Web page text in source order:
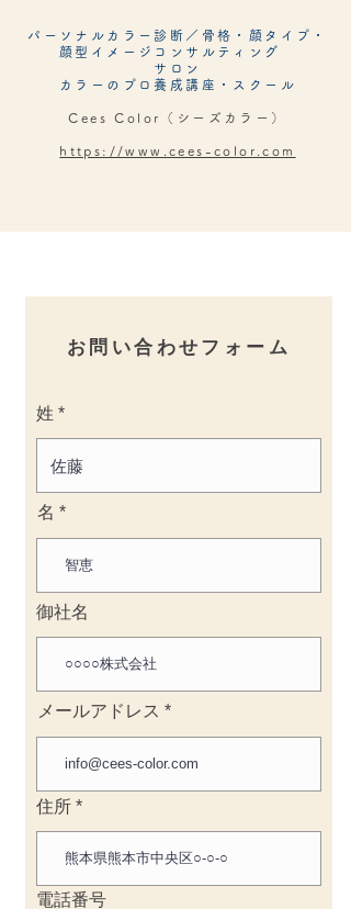
パーソナルカラー診断／骨格・顔タイプ・
顔型イメージコンサルティング
サロン
カラーのプロ養成講座・スクール
Cees Color（シーズカラー）
https://www.cees-color.com
お問い合わせフォーム
姓
名
御社名
メールアドレス
住所
電話番号